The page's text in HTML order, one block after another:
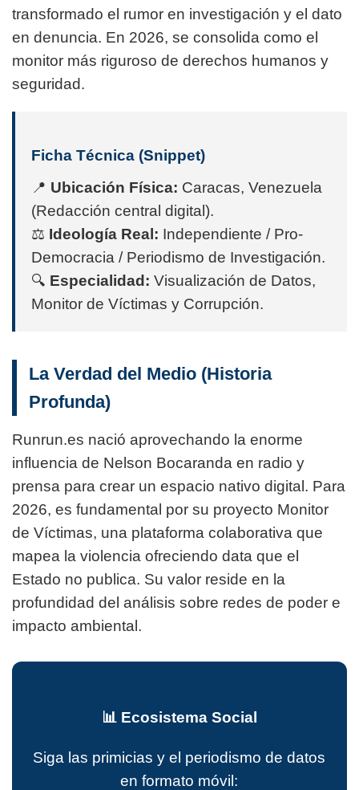
transformado el rumor en investigación y el dato
en denuncia. En 2026, se consolida como el
monitor más riguroso de derechos humanos y
seguridad.
Ficha Técnica (Snippet)
📍 Ubicación Física: Caracas, Venezuela
(Redacción central digital).
⚖️ Ideología Real: Independiente / Pro-
Democracia / Periodismo de Investigación.
🔍 Especialidad: Visualización de Datos,
Monitor de Víctimas y Corrupción.
La Verdad del Medio (Historia
Profunda)
Runrun.es nació aprovechando la enorme
influencia de Nelson Bocaranda en radio y
prensa para crear un espacio nativo digital. Para
2026, es fundamental por su proyecto Monitor
de Víctimas, una plataforma colaborativa que
mapea la violencia ofreciendo data que el
Estado no publica. Su valor reside en la
profundidad del análisis sobre redes de poder e
impacto ambiental.
📊 Ecosistema Social
Siga las primicias y el periodismo de datos
en formato móvil: